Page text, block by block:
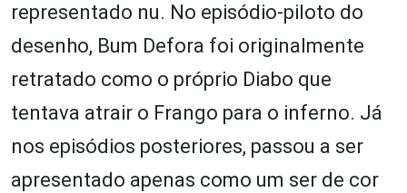
representado nu. No episódio-piloto do
desenho, Bum Defora foi originalmente
retratado como o próprio Diabo que
tentava atrair o Frango para o inferno. Já
nos episódios posteriores, passou a ser
apresentado apenas como um ser de cor